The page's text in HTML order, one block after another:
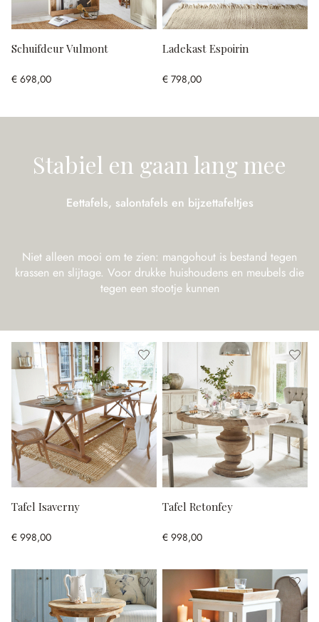
Schuifdeur Vulmont
€ 698,00
Ladekast Espoirin
€ 798,00
Stabiel en gaan lang mee
Eettafels, salontafels en bijzettafeltjes
Niet alleen mooi om te zien: mangohout is bestand tegen
krassen en slijtage. Voor drukke huishoudens en meubels die
tegen een stootje kunnen
Tafel Isaverny
€ 998,00
Tafel Retonfey
€ 998,00